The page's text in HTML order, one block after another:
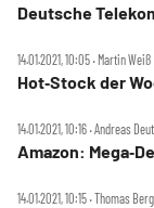
Deutsche
14.01.2021, 10:05 ‧ Martin Weiß
Hot‑Stock der
14.01.2021, 10:16 ‧ Andreas
Amazon:
14.01.2021, 10:15 ‧ Thomas